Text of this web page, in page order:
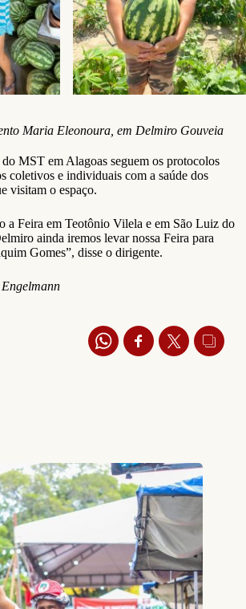
Maria Eleonoura, em Delmiro Gouveia
MST em Alagoas seguem os protocolos
coletivos e individuais com a saúde dos
visitam o espaço.
a Feira em Teotônio Vilela e em São Luiz do
ainda iremos levar nossa Feira para
Gomes”, disse o dirigente.